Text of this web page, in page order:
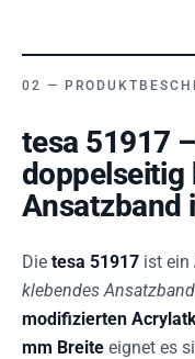
tesa 51917
doppelseitig
Ansatzband
Die tesa 51917 ist ein
klebendes Ansatzband
modifizierten
mm Breite eignet es